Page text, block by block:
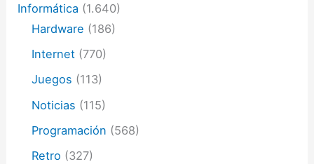
Informática (1.640)
Hardware (186)
Internet (770)
Juegos (113)
Noticias (115)
Programación (568)
Retro (327)